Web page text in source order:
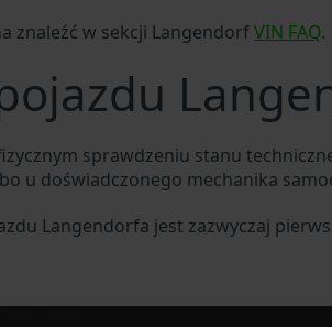
znaleźć w sekcji LangendorfVIN FAQ.
sprawdzeniu stanu
u doświadczonego mechanika
Langendorfa jest zazwyczaj